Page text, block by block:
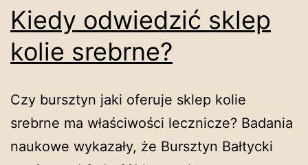
Kiedy odwiedzić sklep
kolie srebrne?
Czy bursztyn jaki oferuje sklep kolie
srebrne ma właściwości lecznicze? Badania
naukowe wykazały, że Bursztyn Bałtycki